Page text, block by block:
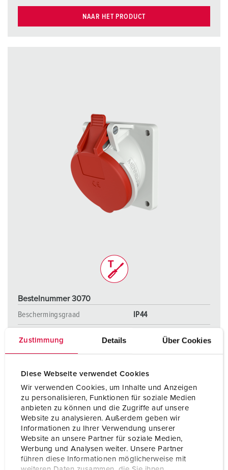
Zustimmung Details Über Cookies
Diese Webseite verwendet Cookies
Wir verwenden Cookies, um Inhalte und Anzeigen
zu personalisieren, Funktionen für soziale Medien
anbieten zu können und die Zugriffe auf unsere
Website zu analysieren. Außerdem geben wir
Informationen zu Ihrer Verwendung unserer
Website an unsere Partner für soziale Medien,
Werbung und Analysen weiter. Unsere Partner
führen diese Informationen möglicherweise mit
NAAR HET PRODUCT
Bestelnummer 3070
Beschermingsgraad
IP44
Polen 5 p
Voltage 400 V
Aansluittechniek
zonder schroeven,
TwinCONTACT
NAAR HET PRODUCT